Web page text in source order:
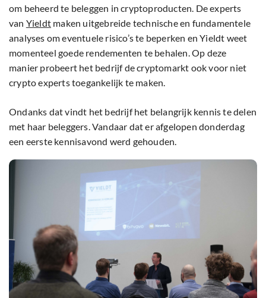
om beheerd te beleggen in cryptoproducten. De experts
van Yieldt maken uitgebreide technische en fundamentele
analyses om eventuele risico’s te beperken en Yieldt weet
momenteel goede rendementen te behalen. Op deze
manier probeert het bedrijf de cryptomarkt ook voor niet
crypto experts toegankelijk te maken.
Ondanks dat vindt het bedrijf het belangrijk kennis te delen
met haar beleggers. Vandaar dat er afgelopen donderdag
een eerste kennisavond werd gehouden.